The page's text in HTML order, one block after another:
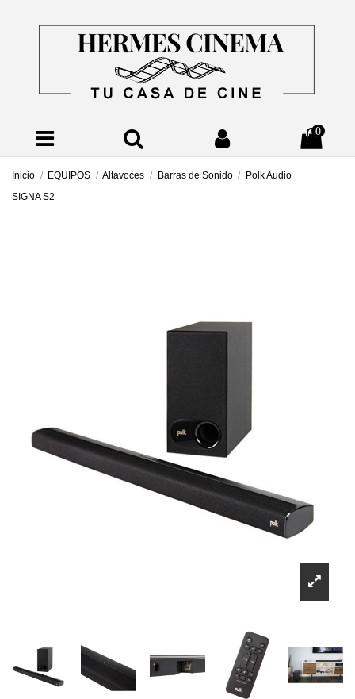
0
Inicio EQUIPOS Altavoces Barras de Sonido
Polk Audio
SIGNA S2